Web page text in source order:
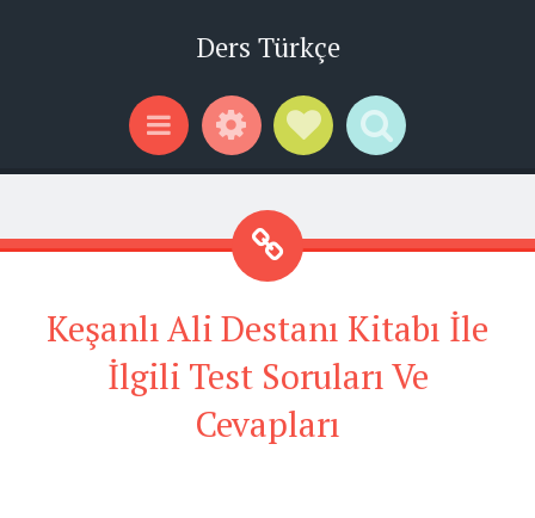
Ders Türkçe
Menu WidgetsSocial Links
Search
Keşanlı Ali Destanı Kitabı İle
İlgili Test Soruları Ve
Cevapları